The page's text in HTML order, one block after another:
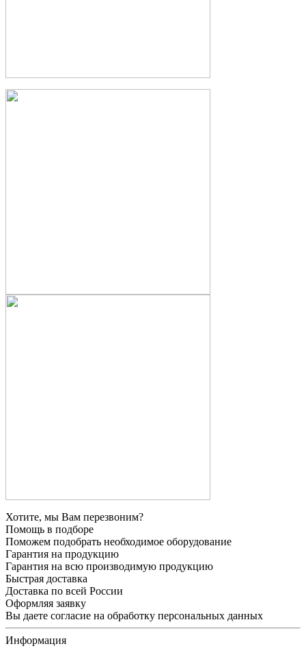
Хотите, мы Вам перезвоним?
Помощь в подборе
Поможем подобрать необходимое оборудование
Гарантия на продукцию
Гарантия на всю производимую продукцию
Быстрая доставка
Доставка по всей России
Оформляя заявку
Вы даете согласие на обработку персональных данных
Информация